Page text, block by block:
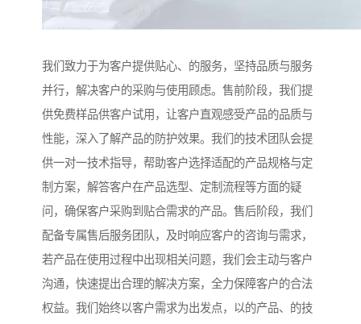
我们致力于为客户提供贴心、的服务，坚持品质与服务
并行，解决客户的采购与使用顾虑。售前阶段，我们提
供免费样品供客户试用，让客户直观感受产品的品质与
性能，深入了解产品的防护效果。我们的技术团队会提
供一对一技术指导，帮助客户选择适配的产品规格与定
制方案，解答客户在产品选型、定制流程等方面的疑
问，确保客户采购到贴合需求的产品。售后阶段，我们
配备专属售后服务团队，及时响应客户的咨询与需求，
若产品在使用过程中出现相关问题，我们会主动与客户
沟通，快速提出合理的解决方案，全力保障客户的合法
权益。我们始终以客户需求为出发点，以的产品、的技